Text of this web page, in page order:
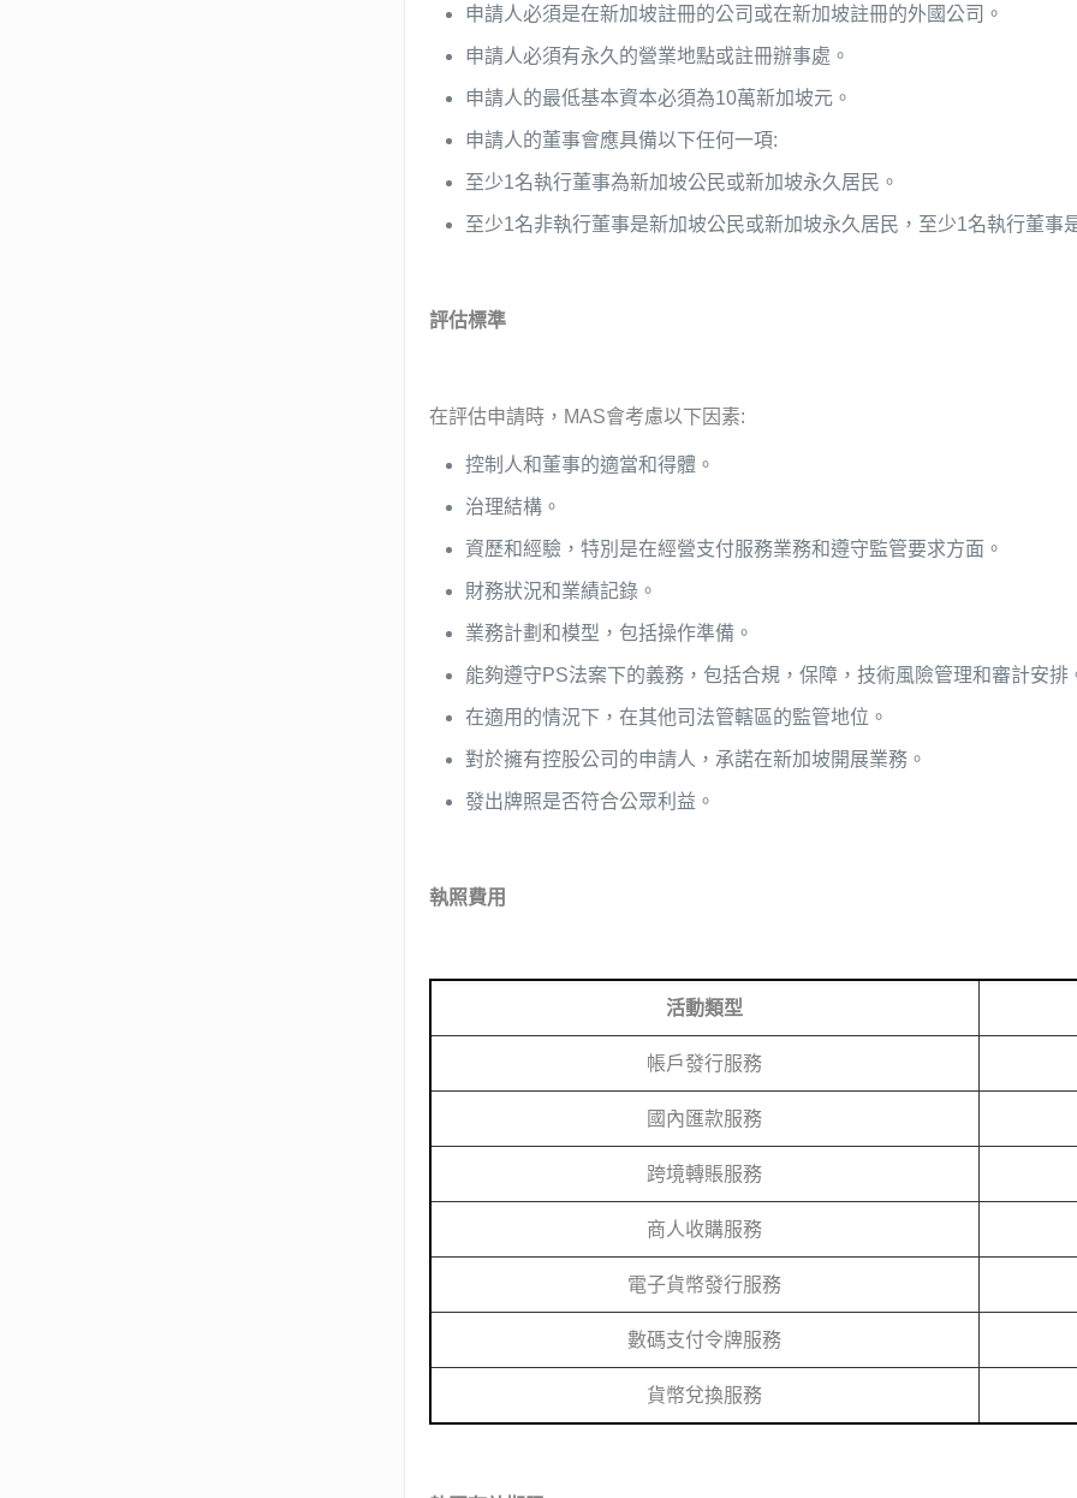
申請人必須是在新加坡註冊的公司或在新加坡註冊的外國公司。
申請人必須有永久的營業地點或註冊辦事處。
申請人的最低基本資本必須為10萬新加坡元。
申請人的董事會應具備以下任何一項:
至少1名執行董事為新加坡公民或新加坡永久居民。
至少1名非執行董事是新加坡公民或新加坡永久居民，至少1名執行董事
評估標準
在評估申請時，MAS會考慮以下因素:
控制人和董事的適當和得體。
治理結構。
資歷和經驗，特別是在經營支付服務業務和遵守監管要求方面。
財務狀況和業績記錄。
業務計劃和模型，包括操作準備。
能夠遵守PS法案下的義務，包括合規，保障，技術風險管理和審計安排
在適用的情況下，在其他司法管轄區的監管地位。
對於擁有控股公司的申請人，承諾在新加坡開展業務。
發出牌照是否符合公眾利益。
執照費用
活動類型
帳戶發行服務
國內匯款服務
跨境轉賬服務
商人收購服務
電子貨幣發行服務
數碼支付令牌服務
貨幣兌換服務